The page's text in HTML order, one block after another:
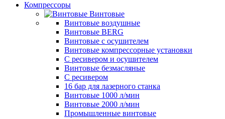
Компрессоры
Винтовые
Винтовые воздушные
Винтовые BERG
Винтовые с осушителем
Винтовые компрессорные установки
C ресивером и осушителем
Винтовые безмасляные
C ресивером
16 бар для лазерного станка
Винтовые 1000 л/мин
Винтовые 2000 л/мин
Промышленные винтовые